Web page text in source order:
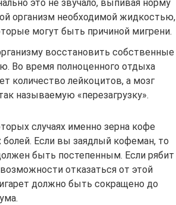
это не звучало, выпивая норму
организм необходимой жидкостью,
могут быть причиной мигрени.
восстановить собственные
Во время полноценного отдыха
количество лейкоцитов, а мозг
называемую «перезагрузку».
случаях именно зерна кофе
Если вы заядлый кофеман, то
быть постепенным. Если рябит
отказаться от этой
должно быть сокращено до